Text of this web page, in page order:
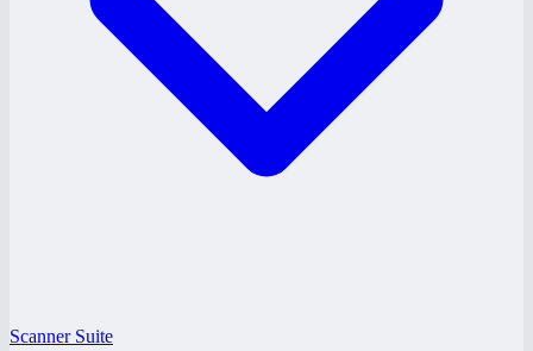
Scanner Suite